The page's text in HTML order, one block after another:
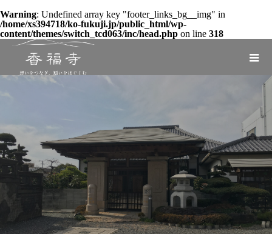
Warning: Undefined array key "footer_links_bg__img" in
/home/xs394718/ko-fukuji.jp/public_html/wp-
content/themes/switch_tcd063/inc/head.php on line 318